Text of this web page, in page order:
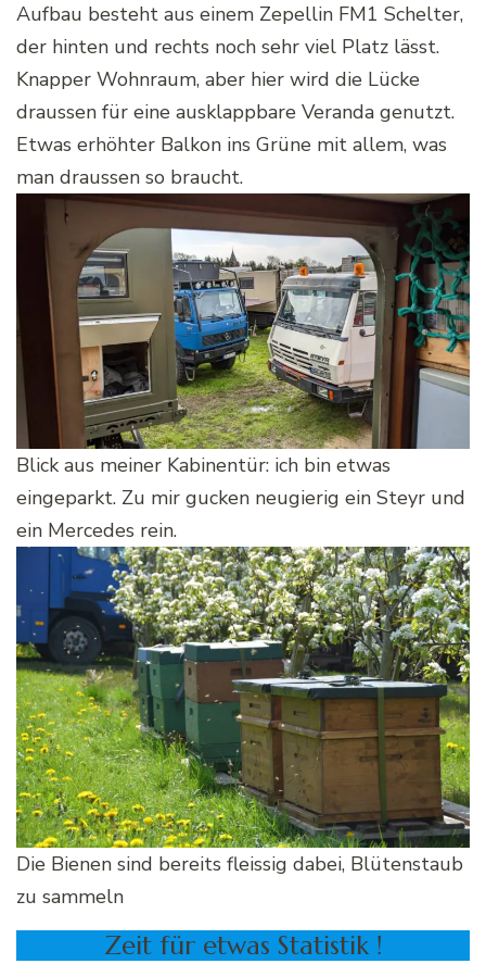
Aufbau besteht aus einem Zepellin FM1 Schelter,
der hinten und rechts noch sehr viel Platz lässt.
Knapper Wohnraum, aber hier wird die Lücke
draussen für eine ausklappbare Veranda genutzt.
Etwas erhöhter Balkon ins Grüne mit allem, was
man draussen so braucht.
Blick aus meiner Kabinentür: ich bin etwas
eingeparkt. Zu mir gucken neugierig ein Steyr und
ein Mercedes rein.
Die Bienen sind bereits fleissig dabei, Blütenstaub
zu sammeln
Zeit für etwas Statistik !